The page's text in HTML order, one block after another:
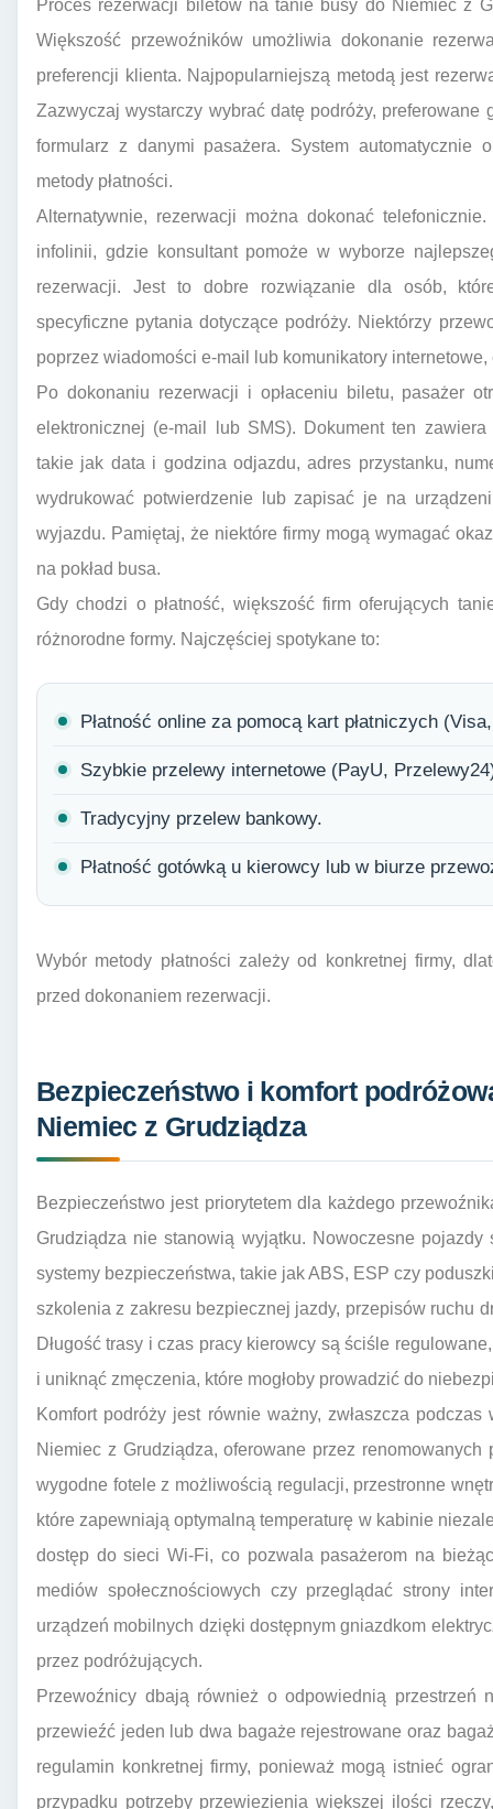
Proces rezerwacji biletów na tanie busy do Niemiec z
Większość przewoźników umożliwia dokonanie
preferencji klienta. Najpopularniejszą metodą jest
Zazwyczaj wystarczy wybrać datę podróży, preferowane
formularz z danymi pasażera. System automatycznie
metody płatności.
Alternatywnie, rezerwacji można dokonać
infolinii, gdzie konsultant pomoże w wyborze
rezerwacji. Jest to dobre rozwiązanie dla osób,
specyficzne pytania dotyczące podróży. Niektórzy
poprzez wiadomości e-mail lub komunikatory
Po dokonaniu rezerwacji i opłaceniu biletu, pasażer
elektronicznej (e-mail lub SMS). Dokument ten
takie jak data i godzina odjazdu, adres przystanku,
wydrukować potwierdzenie lub zapisać je na
wyjazdu. Pamiętaj, że niektóre firmy mogą wymagać
na pokład busa.
Gdy chodzi o płatność, większość firm oferujących
różnorodne formy. Najczęściej spotykane to:
Płatność online za pomocą kart płatniczych
Szybkie przelewy internetowe (PayU,
Tradycyjny przelew bankowy.
Płatność gotówką u kierowcy lub w biurze
Wybór metody płatności zależy od konkretnej firmy,
przed dokonaniem rezerwacji.
Bezpieczeństwo i komfort
Niemiec z Grudziądza
Bezpieczeństwo jest priorytetem dla każdego
Grudziądza nie stanowią wyjątku. Nowoczesne
systemy bezpieczeństwa, takie jak ABS, ESP czy
szkolenia z zakresu bezpiecznej jazdy, przepisów ruchu
Długość trasy i czas pracy kierowcy są ściśle
i uniknąć zmęczenia, które mogłoby prowadzić do
Komfort podróży jest równie ważny, zwłaszcza
Niemiec z Grudziądza, oferowane przez
wygodne fotele z możliwością regulacji, przestronne
które zapewniają optymalną temperaturę w kabinie
dostęp do sieci Wi-Fi, co pozwala pasażerom na
mediów społecznościowych czy przeglądać strony
urządzeń mobilnych dzięki dostępnym gniazdkom
przez podróżujących.
Przewoźnicy dbają również o odpowiednią
przewieźć jeden lub dwa bagaże rejestrowane oraz
regulamin konkretnej firmy, ponieważ mogą istnieć
przypadku potrzeby przewiezienia większej ilości